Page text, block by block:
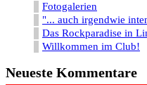
Fotogalerien
"... auch irgendwie
Das Rockparadise in
Willkommen im Club!
Neueste Kommentare